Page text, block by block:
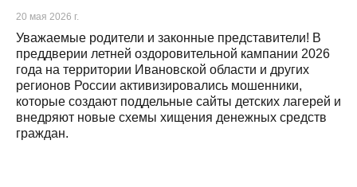
20 мая 2026 г.
Уважаемые родители и законные представители! В
преддверии летней оздоровительной кампании 2026
года на территории Ивановской области и других
регионов России активизировались мошенники,
которые создают поддельные сайты детских лагерей и
внедряют новые схемы хищения денежных средств
граждан.